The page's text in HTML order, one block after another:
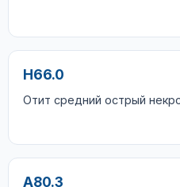
H66.0
Отит средний острый
A80.3